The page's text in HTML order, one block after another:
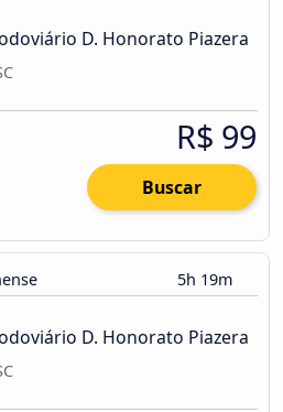
D. Honorato Piazera
R$ 99
Buscar
5h 19m
D. Honorato Piazera